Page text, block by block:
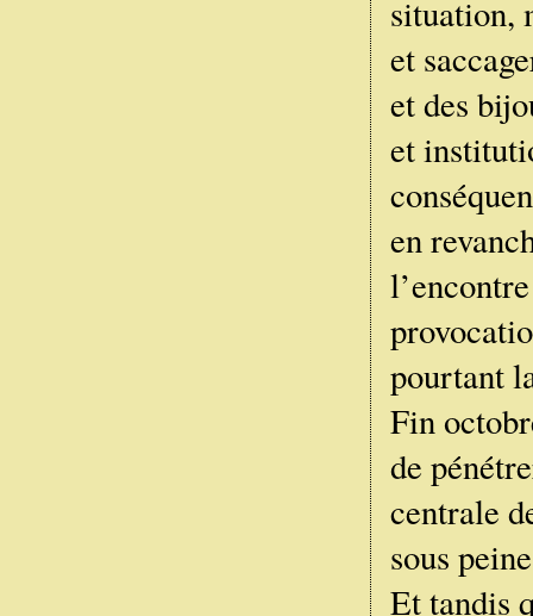
situation,
et
et des
et
en
pourtant
Fin
de
centrale
sous
Et tandis